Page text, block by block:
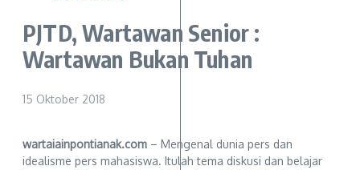
PJTD, Wartawan Senior :
Wartawan Bukan Tuhan
15 Oktober 2018
wartaiainpontianak.com – Mengenal dunia pers dan
idealisme pers mahasiswa. Itulah tema diskusi dan belajar